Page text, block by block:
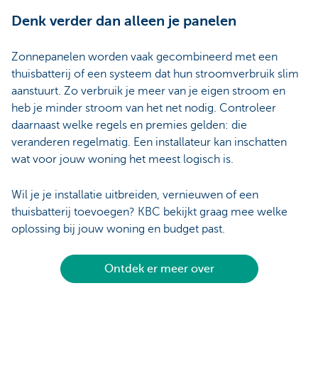
Denk verder dan alleen je panelen
Zonnepanelen worden vaak gecombineerd met een
thuisbatterij of een systeem dat hun stroomverbruik slim
aanstuurt. Zo verbruik je meer van je eigen stroom en
heb je minder stroom van het net nodig. Controleer
daarnaast welke regels en premies gelden: die
veranderen regelmatig. Een installateur kan inschatten
wat voor jouw woning het meest logisch is.
Wil je je installatie uitbreiden, vernieuwen of een
thuisbatterij toevoegen? KBC bekijkt graag mee welke
oplossing bij jouw woning en budget past.
Ontdek er meer over